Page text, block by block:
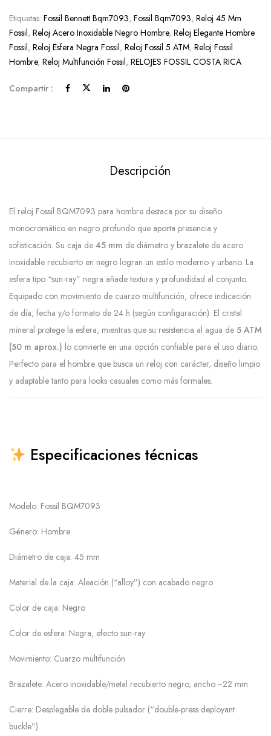
Etiquetas: Fossil Bennett Bqm7093, Fossil Bqm7093, Reloj 45 Mm
Fossil, Reloj Acero Inoxidable Negro Hombre, Reloj Elegante Hombre
Fossil, Reloj Esfera Negra Fossil, Reloj Fossil 5 ATM, Reloj Fossil
Hombre, Reloj Multifunción Fossil, RELOJES FOSSIL COSTA RICA
Compartir :
Descripción
El reloj Fossil BQM7093 para hombre destaca por su diseño
monocromático en negro profundo que aporta presencia y
sofisticación. Su caja de 45 mm de diámetro y brazalete de acero
inoxidable recubierto en negro logran un estilo moderno y urbano. La
esfera tipo “sun-ray” negra añade textura y profundidad al conjunto.
Equipado con movimiento de cuarzo multifunción, ofrece indicación
de día, fecha y/o formato de 24 h (según configuración). El cristal
mineral protege la esfera, mientras que su resistencia al agua de 5 ATM
(50 m aprox.) lo convierte en una opción confiable para el uso diario.
Perfecto para el hombre que busca un reloj con carácter, diseño limpio
y adaptable tanto para looks casuales como más formales.
Especificaciones técnicas
Modelo: Fossil BQM7093
Género: Hombre
Diámetro de caja: 45 mm
Material de la caja: Aleación (“alloy”) con acabado negro
Color de caja: Negro
Color de esfera: Negra, efecto sun-ray
Movimiento: Cuarzo multifunción
Brazalete: Acero inoxidable/metal recubierto negro, ancho ~22 mm
Cierre: Desplegable de doble pulsador (“double-press deployant
buckle”)